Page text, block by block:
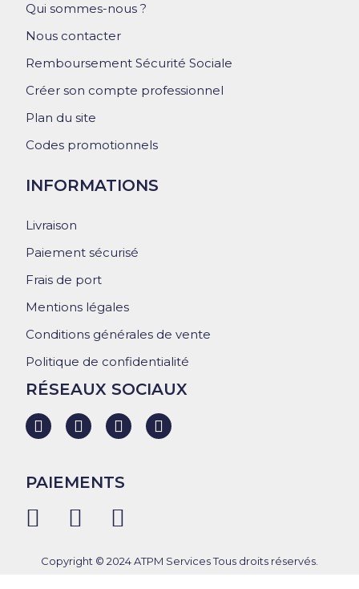
Qui sommes-nous ?
Nous contacter
Remboursement Sécurité Sociale
Créer son compte professionnel
Plan du site
Codes promotionnels
INFORMATIONS
Livraison
Paiement sécurisé
Frais de port
Mentions légales
Conditions générales de vente
Politique de confidentialité
RÉSEAUX SOCIAUX
PAIEMENTS
Copyright © 2024 ATPM Services Tous droits réservés.